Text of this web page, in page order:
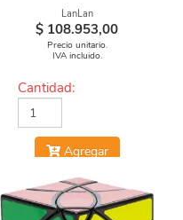
LanLan
$ 108.953,00
Precio unitario.
IVA incluido.
Cantidad:
Agregar